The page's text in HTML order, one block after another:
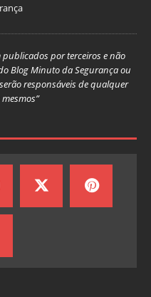
por terceiros e não
Blog Minuto da Segurança ou
responsáveis de qualquer